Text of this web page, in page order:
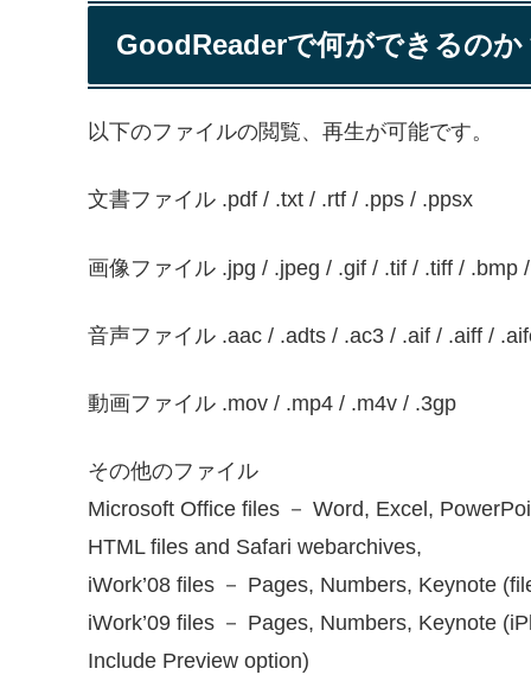
GoodReaderで何ができるのか
以下のファイルの閲覧、再生が可能です。
文書ファイル .pdf / .txt / .rtf / .pps / .ppsx
画像ファイル .jpg / .jpeg / .gif / .tif / .tiff / .bmp
音声ファイル .aac / .adts / .ac3 / .aif / .aiff /
動画ファイル .mov / .mp4 / .m4v / .3gp
その他のファイル
Microsoft Office files － Word, Excel,
HTML files and Safari webarchives,
iWork’08 files － Pages, Numbers, Keynote
iWork’09 files － Pages, Numbers, Keynote
Include Preview option)